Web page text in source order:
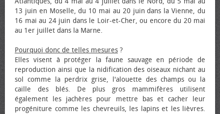
13 juin en Moselle, du 10 mai au 20 juin dans la Vienne, du
16 mai au 24 juin dans le Loir-et-Cher, ou encore du 20 mai
au 1er juillet dans la Marne.
Pourquoi donc de telles mesures ?
Elles visent à protéger la faune sauvage en période de
reproduction ainsi que la nidification des oiseaux nichant au
sol comme la perdrix grise, l'alouette des champs ou la
caille des blés. De plus gros mammifères utilisent
également les jachères pour mettre bas et cacher leur
progéniture comme les chevreuils, les lapins et les lièvres.